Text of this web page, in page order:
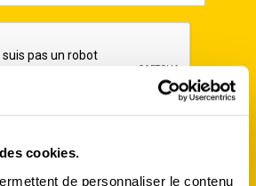
cookies.
de personnaliser le contenu